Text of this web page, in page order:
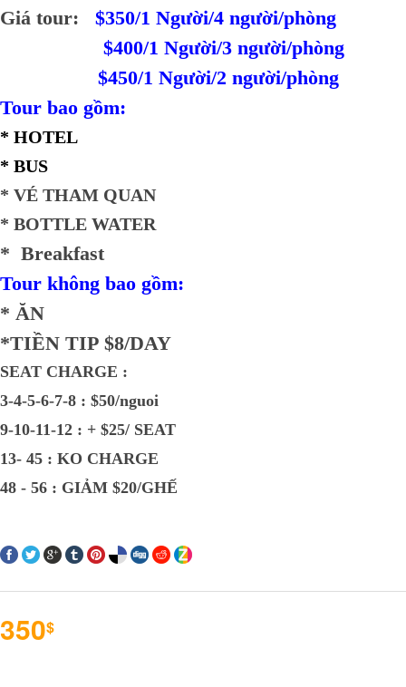
Giá tour:
$350/1 Người/4 người/phòng
$400/1 Người/3 người/phòng
$450/1 Người/2 người/phòng
Tour bao gồm:
* HOTEL
* BUS
* VÉ THAM QUAN
* BOTTLE WATER
* Breakfast
Tour không bao gồm:
* ĂN
*TIỀN TIP $8/DAY
SEAT CHARGE :
3-4-5-6-7-8 : $50/nguoi
9-10-11-12 : + $25/ SEAT
13- 45 : KO CHARGE
48 - 56 : GIẢM $20/GHẾ
350$